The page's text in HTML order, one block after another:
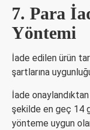
7. Para
Yöntemi
İade edilen ürün
şartlarına
İade
şekilde en geç 14
yönteme uygun